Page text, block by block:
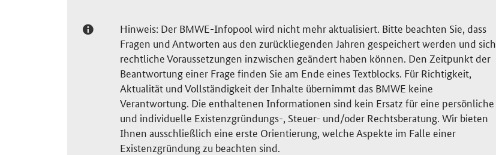
Hinweis: Der BMWE-Infopool wird nicht mehr aktualisiert. Bitte beachten Sie, dass
Fragen und Antworten aus den zurückliegenden Jahren gespeichert werden und sich
rechtliche Voraussetzungen inzwischen geändert haben können. Den Zeitpunkt der
Beantwortung einer Frage finden Sie am Ende eines Textblocks. Für Richtigkeit,
Aktualität und Vollständigkeit der Inhalte übernimmt das BMWE keine
Verantwortung. Die enthaltenen Informationen sind kein Ersatz für eine persönliche
und individuelle Existenzgründungs-, Steuer- und/oder Rechtsberatung. Wir bieten
Ihnen ausschließlich eine erste Orientierung, welche Aspekte im Falle einer
Existenzgründung zu beachten sind.